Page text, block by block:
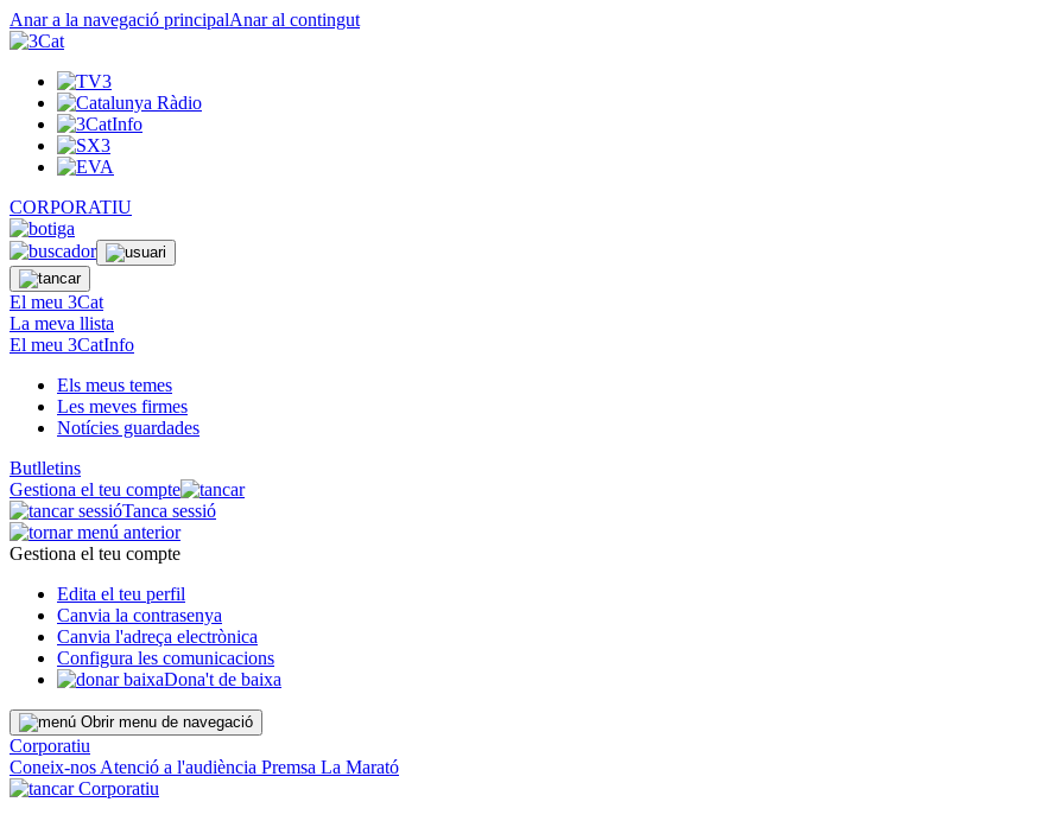
Anar a la navegació principalAnar al contingut
CORPORATIU
El meu 3Cat
La meva llista
El meu 3CatInfo
Els meus temes
Les meves firmes
Notícies guardades
Butlletins
Gestiona el teu compte
Tanca sessió
Gestiona el teu compte
Edita el teu perfil
Canvia la contrasenya
Canvia l'adreça electrònica
Configura les comunicacions
Dona't de baixa
Obrir menu de navegació
Corporatiu
Coneix-nos Atenció a l'audiència Premsa La Marató
Corporatiu